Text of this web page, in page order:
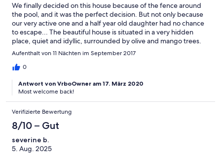
We finally decided on this house because of the fence around
the pool, and it was the perfect decision. But not only because
our very active one and a half year old daughter had no chance
to escape... The beautiful house is situated in a very hidden
place, quiet and idyllic, surrounded by olive and mango trees.
We spent most of the time on the terrasse, relaxing, swimming,
and enjoying the beautiful sunsets. Everything that is needed is
offered in the house. It is definitely a place to go back!
Aufenthalt von 11 Nächten im September 2017
0
Antwort von VrboOwner am 17. März 2020
Most welcome back!
Verifizierte Bewertung
8/10 – Gut
severine b.
5. Aug. 2025